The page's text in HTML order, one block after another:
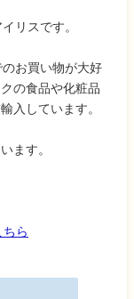
リスです。
お買い物が大好
の食品や化粧品
入しています。
ます。
ちら